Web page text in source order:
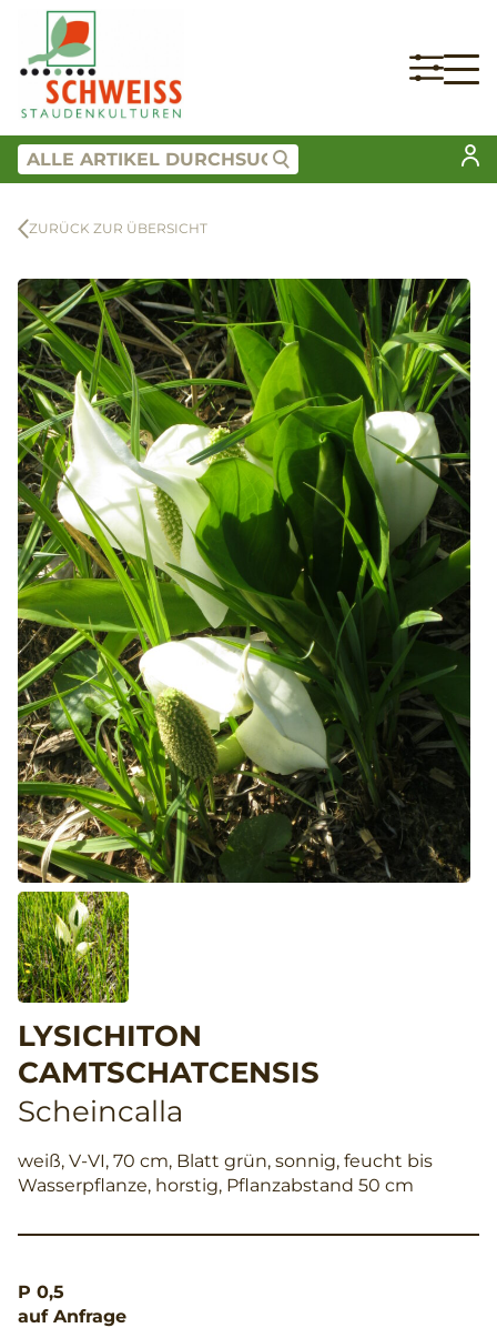
ZURÜCK ZUR ÜBERSICHT
LYSICHITON
CAMTSCHATCENSIS
Scheincalla
weiß, V-VI, 70 cm, Blatt grün, sonnig, feucht bis
Wasserpflanze, horstig, Pflanzabstand 50 cm
P 0,5
auf Anfrage